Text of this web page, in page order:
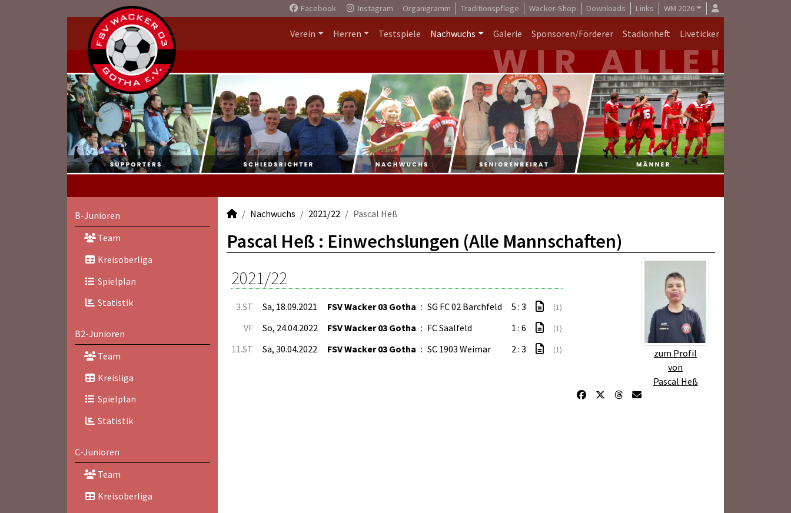
Facebook Instagram Organigramm Traditionspflege Wacker-Shop Downloads Links WM 2026
Verein Herren Testspiele Nachwuchs Galerie Sponsoren/Förderer Stadionheft Liveticker
B-Junioren
Team
Kreisoberliga
Spielplan
Statistik
B2-Junioren
Team
Kreisliga
Spielplan
Statistik
C-Junioren
Team
Kreisoberliga
Nachwuchs 2021/22 Pascal Heß
Pascal Heß : Einwechslungen (Alle Mannschaften)
zum Profil
von
Pascal Heß
2021/22
3.ST Sa, 18.09.2021 FSV Wacker 03 Gotha : SG FC 02 Barchfeld 5 : 3 (1)
VF So, 24.04.2022 FSV Wacker 03 Gotha : FC Saalfeld 1 : 6 (1)
11.ST Sa, 30.04.2022 FSV Wacker 03 Gotha : SC 1903 Weimar 2 : 3 (1)